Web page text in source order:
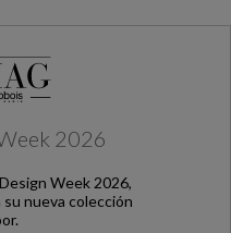
2026
Week 2026,
nueva colección